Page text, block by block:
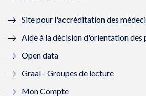
)
)
Site pour l'accréditation des
Aide à la décision d'orientation des
Open data
Graal - Groupes de lecture
Mon Compte